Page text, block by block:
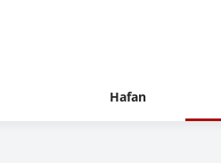
Hafan